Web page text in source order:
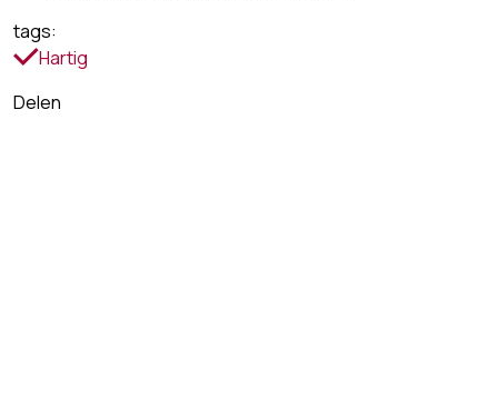
tags:
Hartig
Delen